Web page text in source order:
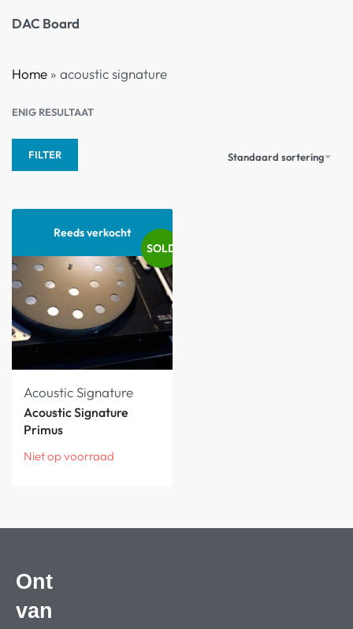
DAC Board
Home » acoustic signature
ENIG RESULTAAT
Standaard sortering
FILTER
Reeds verkocht
SOLD
Acoustic Signature
Acoustic Signature
Primus
Niet op voorraad
Ont
van